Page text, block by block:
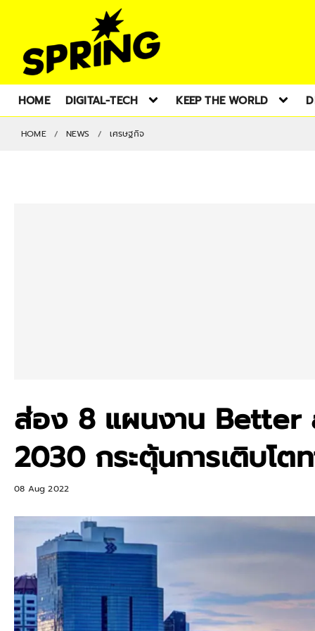
HOME DIGITAL-TECH KEEP THE WORLD
HOME NEWS เศรษฐกิจ
ส่อง 8 แผนงาน Better
2030 กระตุ้นการเติบโต
08 Aug 2022